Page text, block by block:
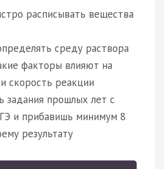
расписывать вещества
среду раствора
факторы влияют на
скорость реакции
задания прошлых лет с
и прибавишь минимум 8
результату